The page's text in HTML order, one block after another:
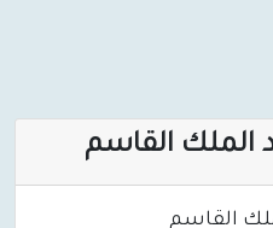
الملك القاسم
القاسم